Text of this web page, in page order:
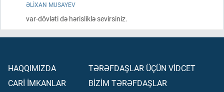
ƏLIXAN MUSAYEV
var-dövləti də hərisliklə sevirsiniz.
HAQQIMIZDA
CARİ İMKANLAR
TƏRƏFDAŞLAR ÜÇÜN VİDCET
BİZİM TƏRƏFDAŞLAR